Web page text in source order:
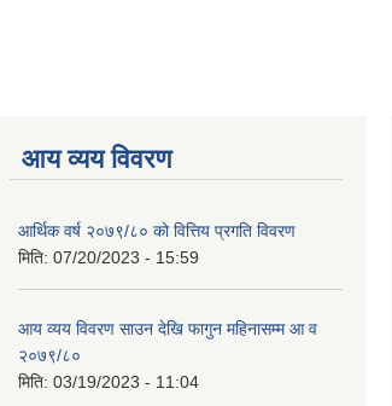
आय व्यय विवरण
आर्थिक वर्ष २०७९/८० को वित्तिय प्रगति विवरण
मिति: 07/20/2023 - 15:59
आय व्यय विवरण साउन देखि फागुन महिनासम्म आ व
२०७९/८०
मिति: 03/19/2023 - 11:04